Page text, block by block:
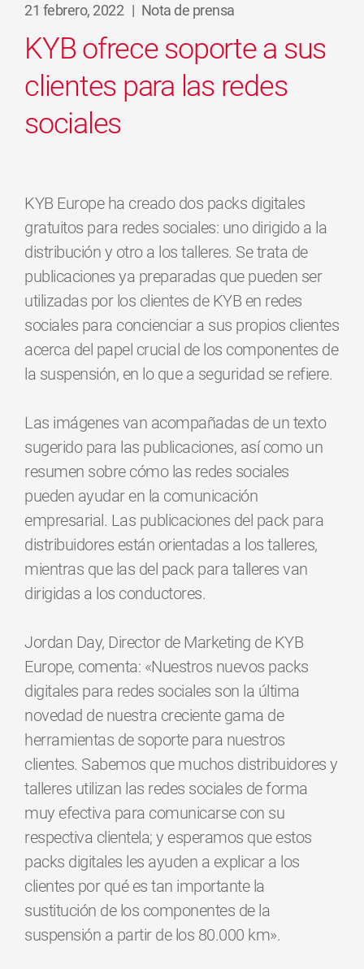
21 febrero, 2022 | Nota de prensa
KYB ofrece soporte a sus
clientes para las redes
sociales
KYB Europe ha creado dos packs digitales
gratuitos para redes sociales: uno dirigido a la
distribución y otro a los talleres. Se trata de
publicaciones ya preparadas que pueden ser
utilizadas por los clientes de KYB en redes
sociales para concienciar a sus propios clientes
acerca del papel crucial de los componentes de
la suspensión, en lo que a seguridad se refiere.
Las imágenes van acompañadas de un texto
sugerido para las publicaciones, así como un
resumen sobre cómo las redes sociales
pueden ayudar en la comunicación
empresarial. Las publicaciones del pack para
distribuidores están orientadas a los talleres,
mientras que las del pack para talleres van
dirigidas a los conductores.
Jordan Day, Director de Marketing de KYB
Europe, comenta: «Nuestros nuevos packs
digitales para redes sociales son la última
novedad de nuestra creciente gama de
herramientas de soporte para nuestros
clientes. Sabemos que muchos distribuidores y
talleres utilizan las redes sociales de forma
muy efectiva para comunicarse con su
respectiva clientela; y esperamos que estos
packs digitales les ayuden a explicar a los
clientes por qué es tan importante la
sustitución de los componentes de la
suspensión a partir de los 80.000 km».